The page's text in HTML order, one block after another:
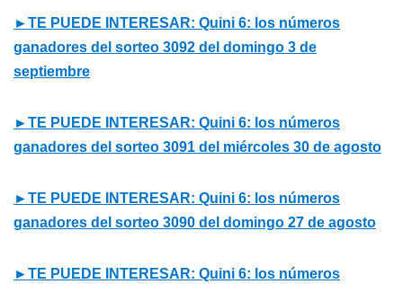
►TE PUEDE INTERESAR: Quini 6: los números
ganadores del sorteo 3092 del domingo 3 de
septiembre
►TE PUEDE INTERESAR: Quini 6: los números
ganadores del sorteo 3091 del miércoles 30 de agosto
►TE PUEDE INTERESAR: Quini 6: los números
ganadores del sorteo 3090 del domingo 27 de agosto
►TE PUEDE INTERESAR: Quini 6: los números